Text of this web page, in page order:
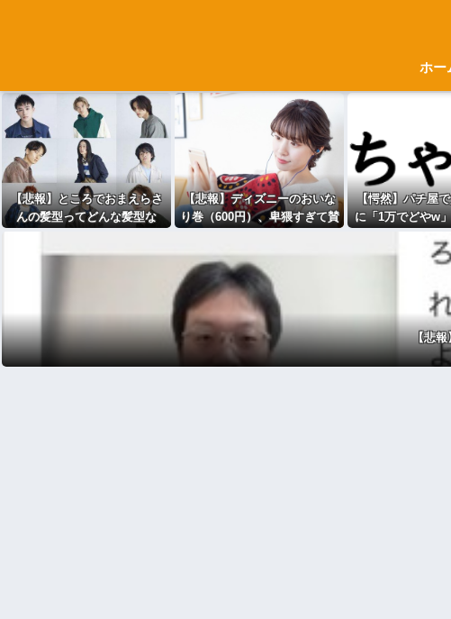
ホー
【悲報】ところでおまえらさ
んの髪型ってどんな髪型な
【悲報】ディズニーのおいな
り巻（600円）、卑猥すぎて賛
【愕然】パチ屋
に「1万でどやw
【悲報